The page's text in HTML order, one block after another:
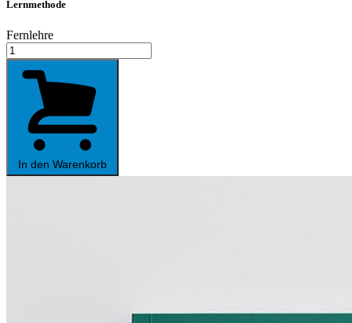
Lernmethode
Fernlehre
Englisch
A1
Einsteiger:innen
ohne
Vorkenntnisse
Menge
In den Warenkorb